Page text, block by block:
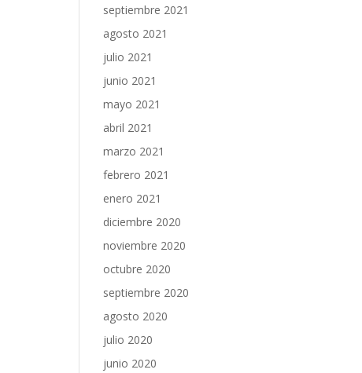
septiembre 2021
agosto 2021
julio 2021
junio 2021
mayo 2021
abril 2021
marzo 2021
febrero 2021
enero 2021
diciembre 2020
noviembre 2020
octubre 2020
septiembre 2020
agosto 2020
julio 2020
junio 2020